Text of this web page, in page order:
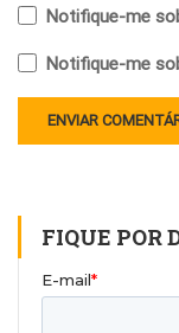
Notifique-me
Notifique-me
FIQUE POR